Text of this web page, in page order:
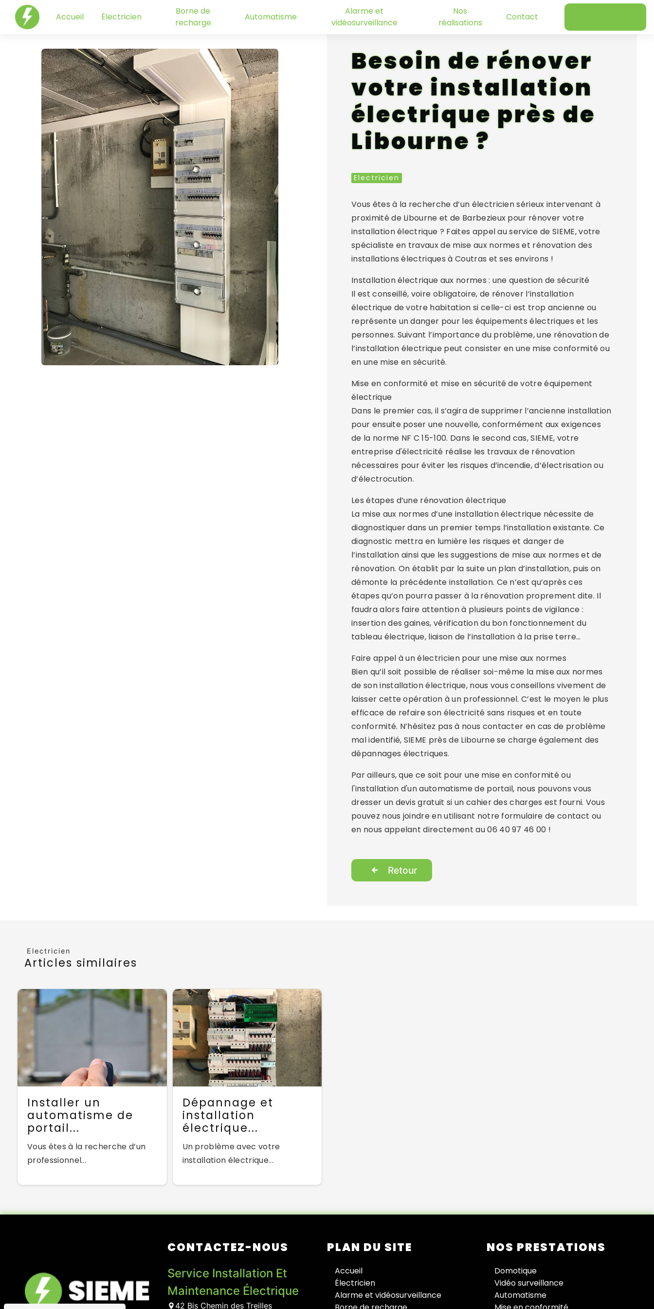
Accueil Électricien
Borne de
recharge
Automatisme
Alarme et
vidéosurveillance
Nos
réalisations
Contact
Besoin de rénover
votre installation
électrique près de
Libourne ?
Electricien
Vous êtes à la recherche d’un électricien sérieux intervenant à
proximité de Libourne et de Barbezieux pour rénover votre
installation électrique ? Faites appel au service de SIEME, votre
spécialiste en travaux de mise aux normes et rénovation des
installations électriques à Coutras et ses environs !
Installation électrique aux normes : une question de sécurité
Il est conseillé, voire obligatoire, de rénover l’installation
électrique de votre habitation si celle-ci est trop ancienne ou
représente un danger pour les équipements électriques et les
personnes. Suivant l’importance du problème, une rénovation de
l’installation électrique peut consister en une mise conformité ou
en une mise en sécurité.
Mise en conformité et mise en sécurité de votre équipement
électrique
Dans le premier cas, il s’agira de supprimer l’ancienne installation
pour ensuite poser une nouvelle, conformément aux exigences
de la norme NF C 15-100. Dans le second cas, SIEME, votre
entreprise d'électricité réalise les travaux de rénovation
nécessaires pour éviter les risques d’incendie, d’électrisation ou
d’électrocution.
Les étapes d’une rénovation électrique
La mise aux normes d’une installation électrique nécessite de
diagnostiquer dans un premier temps l’installation existante. Ce
diagnostic mettra en lumière les risques et danger de
l’installation ainsi que les suggestions de mise aux normes et de
rénovation. On établit par la suite un plan d’installation, puis on
démonte la précédente installation. Ce n’est qu’après ces
étapes qu’on pourra passer à la rénovation proprement dite. Il
faudra alors faire attention à plusieurs points de vigilance :
insertion des gaines, vérification du bon fonctionnement du
tableau électrique, liaison de l’installation à la prise terre…
Faire appel à un électricien pour une mise aux normes
Bien qu’il soit possible de réaliser soi-même la mise aux normes
de son installation électrique, nous vous conseillons vivement de
laisser cette opération à un professionnel. C’est le moyen le plus
efficace de refaire son électricité sans risques et en toute
conformité. N’hésitez pas à nous contacter en cas de problème
mal identifié, SIEME près de Libourne se charge également des
dépannages électriques.
Par ailleurs, que ce soit pour une mise en conformité ou
l'installation d'un automatisme de portail, nous pouvons vous
dresser un devis gratuit si un cahier des charges est fourni. Vous
pouvez nous joindre en utilisant notre formulaire de contact ou
en nous appelant directement au 06 40 97 46 00 !
Retour
Electricien
Articles similaires
Installer un
automatisme de
portail...
Vous êtes à la recherche d’un
professionnel...
Dépannage et
installation
électrique...
Un problème avec votre
installation électrique...
CONTACTEZ-NOUS
Service Installation Et
Maintenance Électrique
42 Bis Chemin des Treilles
PLAN DU SITE
Accueil
Électricien
Alarme et vidéosurveillance
NOS PRESTATIONS
Domotique
Vidéo surveillance
Automatisme
Panneau de gestion des cookies